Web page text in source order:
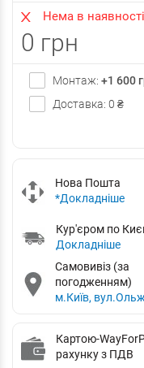
Нема в наявності
0 грн
Монтаж: +1 600
Доставка: 0 ₴
Нова Пошта
*Докладніше
Кур'єром по
Докладніше
Самовивіз (за
погодженням)
м.Київ,
Картою-
рахунку з ПДВ